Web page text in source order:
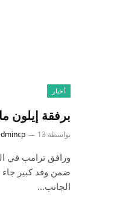
أخبار
برفقة إيلون
بواسطة 13 مايو، 2026
ورافق ترامب في
ضمن وفد كبير
الجانب…